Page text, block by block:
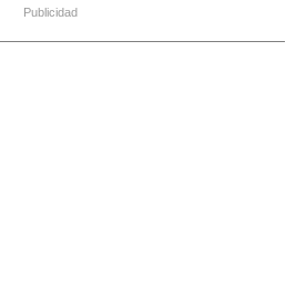
Publicidad